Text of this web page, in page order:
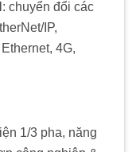
: chuyển đổi các
IP,
4G,
1/3 pha, năng